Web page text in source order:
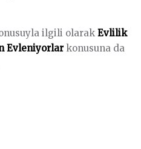
ilgili olarak Evlilik
Evleniyorlarkonusuna da